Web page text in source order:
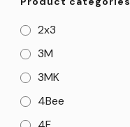
2x3
3M
3MK
4Bee